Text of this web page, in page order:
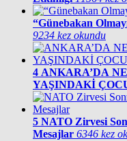
“Günebakan
9234 kez okundu
4 ANKARA’DA
YAŞINDAKİ
5 NATO Zirvesi
Mesajlar 6346 kez